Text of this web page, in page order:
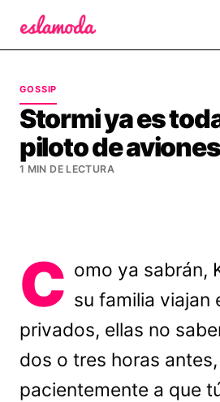
GOSSIP
Stormi ya es
piloto de aviones
1 MIN DE LECTURA
C omo ya sabrán,
su familia viajan
privados, ellas no
dos o tres horas
pacientemente a que